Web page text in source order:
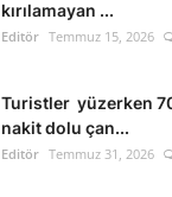
kırılamayan ...
Editör Temmuz 15, 2026
Turistler yüzerken
nakit dolu çan...
Editör Temmuz 31, 2026